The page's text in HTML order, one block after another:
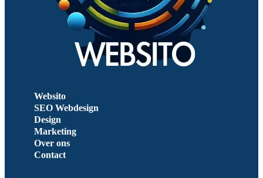
Websito
SEO Webdesign
Design
Marketing
Over ons
Contact